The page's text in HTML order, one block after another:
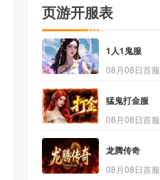
页游开服表
1人1鬼服
08月08日首服
猛鬼打金服
08月08日首服
龙腾传奇
08月08日首服